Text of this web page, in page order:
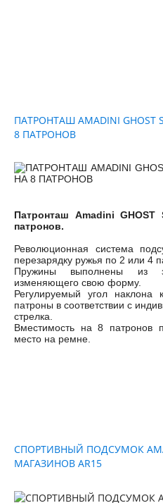
ПАТРОНТАШ AMADINI GHOST
8 ПАТРОНОВ
Патронташ Amadini
патронов.
Революционная система
перезарядку ружья по 2 или 4
Пружины выполнены из
изменяющего свою форму.
Регулируемый угол наклона
патроны в соответствии с
стрелка.
Вместимость на 8 патронов
место на ремне.
СПОРТИВНЫЙ ПОДСУМОК
МАГАЗИНОВ AR15